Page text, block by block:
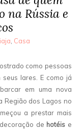
na Rússia e
Casa
como pessoas
lares. E como já
em uma nova
Região dos Lagos no
a prestar mais
de hotéis e